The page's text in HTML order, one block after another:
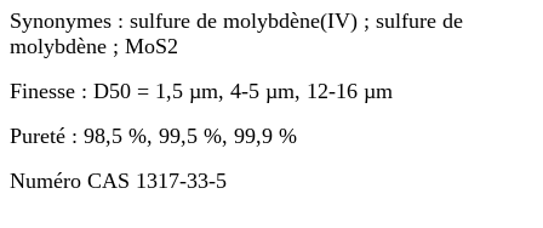
Synonymes : sulfure de molybdène(IV) ; sulfure de
molybdène ; MoS2
Finesse : D50 = 1,5 µm, 4-5 µm, 12-16 µm
Pureté : 98,5 %, 99,5 %, 99,9 %
Numéro CAS 1317-33-5